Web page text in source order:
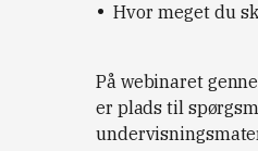
Hvor meget du
På webinaret
er plads til